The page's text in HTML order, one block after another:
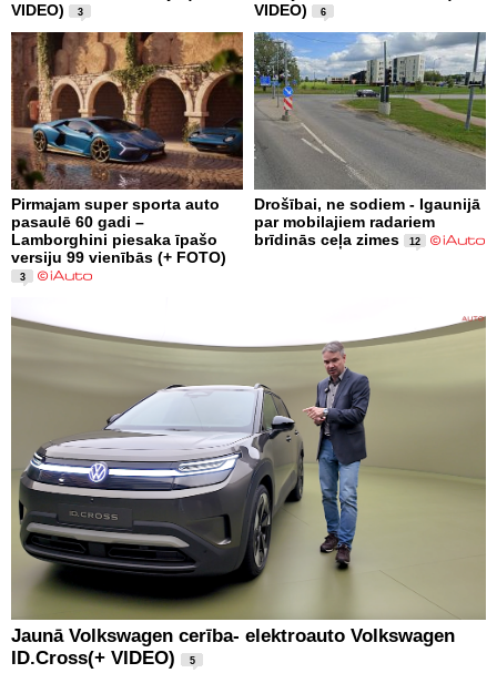
VIDEO)
3
VIDEO)
6
Pirmajam super sporta auto
pasaulē 60 gadi –
Lamborghini piesaka īpašo
versiju 99 vienībās (+ FOTO)
3
Drošībai, ne sodiem - Igaunijā
par mobilajiem radariem
brīdinās ceļa zimes
12
Jaunā Volkswagen cerība- elektroauto Volkswagen
ID.Cross(+ VIDEO)
5